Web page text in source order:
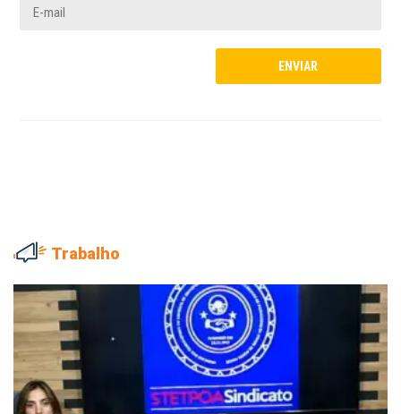
Trabalho